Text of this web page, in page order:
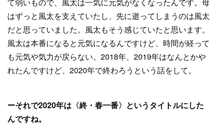
はずっと風太を支えていたし、先に逝ってしまうのは風太
だと思っていました。風太もそう感じていたと思います。
風太は本番になると元気になるんですけど、時間が経って
も元気や気力が戻らない。2018年、2019年はなんとかや
れたんですけど、2020年で終わろうという話をして。
ーそれで2020年は〈終・春一番〉というタイトルにした
んですね。